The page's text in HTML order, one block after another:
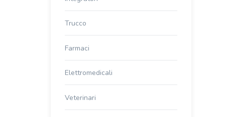
Trucco
Farmaci
Elettromedicali
Veterinari